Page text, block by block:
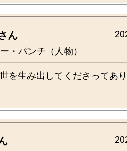
ん
・パンチ（人物）
を生み出してくださってあ